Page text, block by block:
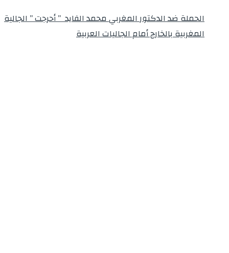
الحملة ضد الدكتور المغربي محمد الفايد ” أحرجت ” الجالية
المغربية بالخارج أمام الجاليات العربية